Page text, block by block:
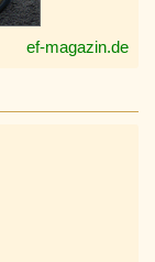
ef-magazin.de